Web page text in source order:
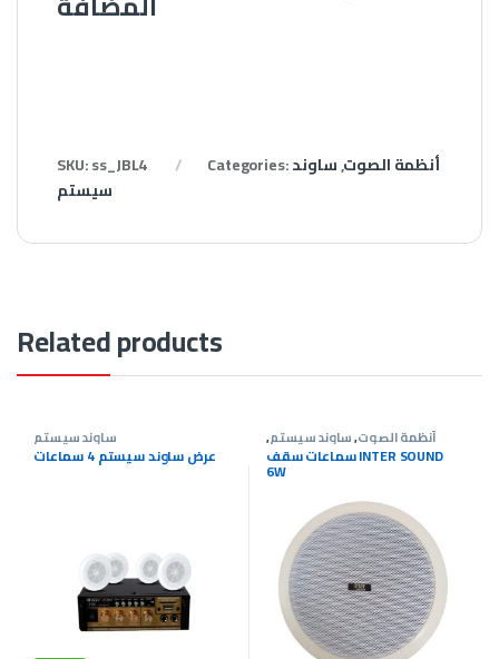
SKU:ss_JBL4 Categories: أنظمة الصوت,ساوند
سيستم
Related products
ساوند سيستم
عرض ساوند سيستم 4 سماعات
أنظمة الصوت,ساوند سيستم,
عروض ساوند سيستم
سماعات سقف INTER SOUND
6W